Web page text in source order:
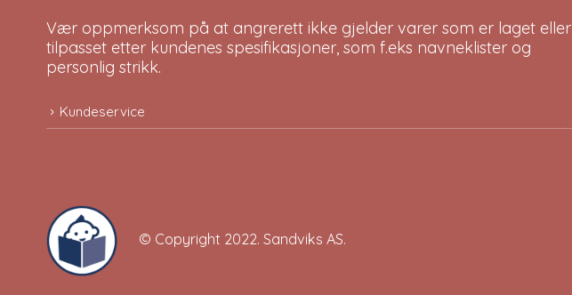
Vær oppmerksom på at angrerett ikke gjelder varer som er laget eller
tilpasset etter kundenes spesifikasjoner, som f.eks navneklister og
personlig strikk.
Kundeservice
© Copyright 2022. Sandviks AS.